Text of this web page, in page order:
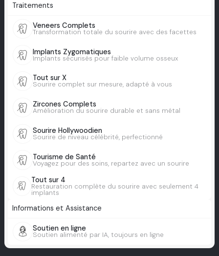
Traitements
Veneers Complets
Transformation totale du sourire avec des facettes
Implants Zygomatiques
Implants sécurisés pour faible volume osseux
Tout sur X
Sourire complet sur mesure, adapté à vous
Zircones Complets
Amélioration du sourire durable et sans métal
Sourire Hollywoodien
Sourire de niveau célébrité, perfectionné
Tourisme de Santé
Voyagez pour des soins, repartez avec un sourire
Tout sur 4
Restauration complète du sourire avec seulement 4
implants
Informations et Assistance
Soutien en ligne
Soutien alimenté par IA, toujours en ligne